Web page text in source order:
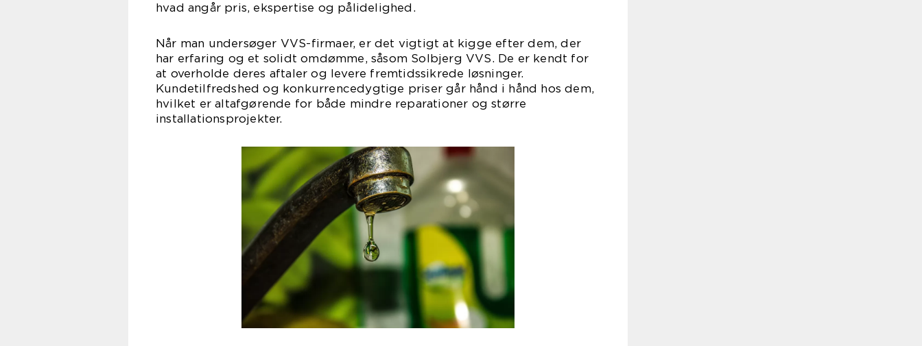
hvad angår pris, ekspertise og pålidelighed.
Når man undersøger VVS-firmaer, er det vigtigt at kigge efter dem, der
har erfaring og et solidt omdømme, såsom Solbjerg VVS. De er kendt for
at overholde deres aftaler og levere fremtidssikrede løsninger.
Kundetilfredshed og konkurrencedygtige priser går hånd i hånd hos dem,
hvilket er altafgørende for både mindre reparationer og større
installationsprojekter.